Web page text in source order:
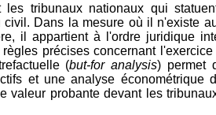
les tribunaux nationaux qui
civil. Dans la mesure où il n'existe
il appartient à l'ordre juridique
précises concernant
(but-for analysis) permet
et une analyse économétrique
valeur probante devant les